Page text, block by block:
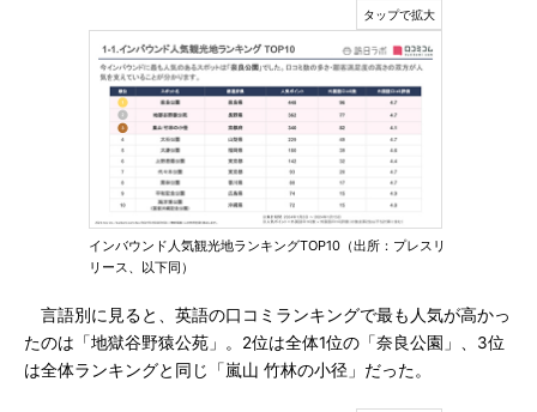
インバウンド人気観光地ランキングTOP10（出所：プレスリ
リース、以下同）
言語別に見ると、英語の口コミランキングで最も人気が高かっ
たのは「地獄谷野猿公苑」。2位は全体1位の「奈良公園」、3位
は全体ランキングと同じ「嵐山 竹林の小径」だった。